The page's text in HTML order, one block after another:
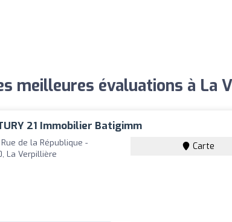
meilleures évaluations à La
21 Immobilier Batigimm
Rue de la République -
La Verpillière
Carte